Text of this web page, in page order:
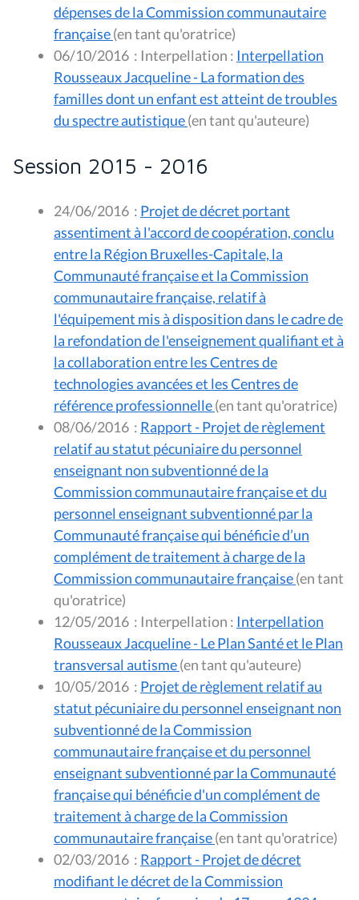
dépenses de la Commission communautaire
française
(en tant qu'oratrice)
06/10/2016 : Interpellation : Interpellation
Rousseaux Jacqueline - La formation des
familles dont un enfant est atteint de troubles
du spectre autistique
(en tant qu'auteure)
Session 2015 - 2016
24/06/2016 : Projet de décret portant
assentiment à l'accord de coopération, conclu
entre la Région Bruxelles-Capitale, la
Communauté française et la Commission
communautaire française, relatif à
l'équipement mis à disposition dans le cadre de
la refondation de l'enseignement qualifiant et à
la collaboration entre les Centres de
technologies avancées et les Centres de
référence professionnelle
(en tant qu'oratrice)
08/06/2016 : Rapport - Projet de règlement
relatif au statut pécuniaire du personnel
enseignant non subventionné de la
Commission communautaire française et du
personnel enseignant subventionné par la
Communauté française qui bénéficie d’un
complément de traitement à charge de la
Commission communautaire française(en tant
qu'oratrice)
12/05/2016 : Interpellation : Interpellation
Rousseaux Jacqueline - Le Plan Santé et le Plan
transversal autisme
(en tant qu'auteure)
10/05/2016 : Projet de règlement relatif au
statut pécuniaire du personnel enseignant non
subventionné de la Commission
communautaire française et du personnel
enseignant subventionné par la Communauté
française qui bénéficie d'un complément de
traitement à charge de la Commission
communautaire française
(en tant qu'oratrice)
02/03/2016 : Rapport - Projet de décret
modifiant le décret de la Commission